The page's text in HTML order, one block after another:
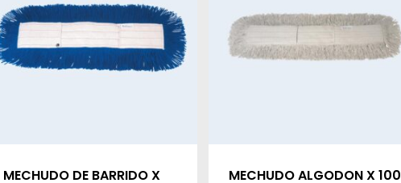
MECHUDO DE BARRIDO X
MECHUDO ALGODON X 100